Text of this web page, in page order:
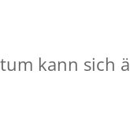
kann sich